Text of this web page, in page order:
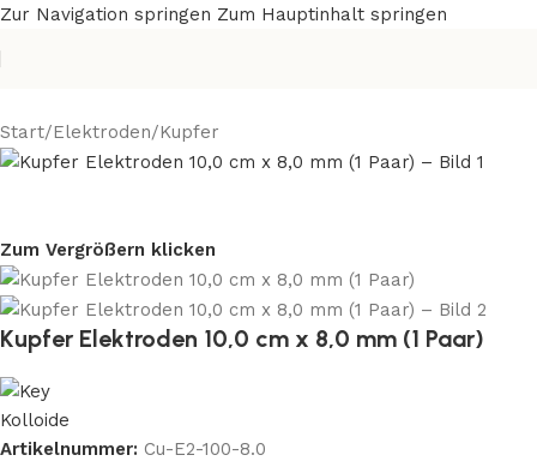
Zur Navigation springen Zum Hauptinhalt springen
Start/Elektroden/Kupfer
Zum Vergrößern klicken
Kupfer Elektroden 10,0 cm x 8,0 mm (1 Paar)
Artikelnummer: Cu-E2-100-8.0